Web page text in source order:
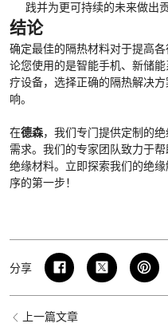
践并为更可持续的未来做出贡
结论
确定最佳的隔热材料对于提高
论您使用的是智能手机、新储
疗设备，选择正确的隔热解决
响。
在德森，我们专门提供定制的
需求。我们的专家团队致力于
绝缘材料。立即探索我们的绝缘
序的第一步！
分享
上一篇文章